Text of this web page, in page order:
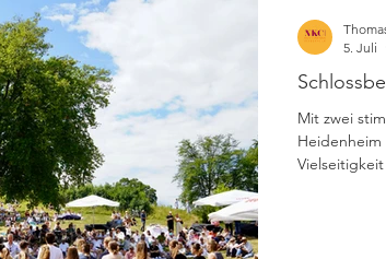
Eleven
Mit zwei
Heidenheim
5. Juli